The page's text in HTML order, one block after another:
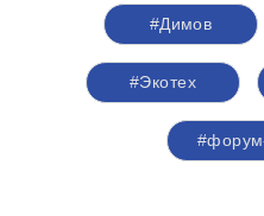
#Димов
#Экотех